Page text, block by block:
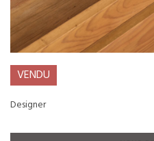
VENDU
Designer